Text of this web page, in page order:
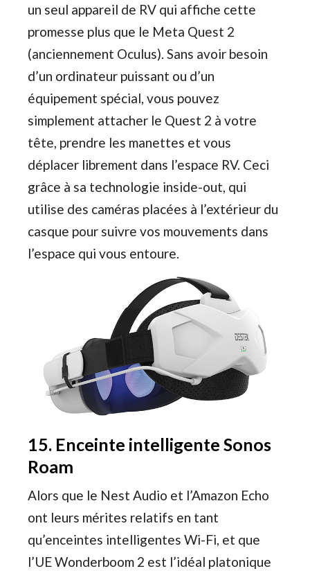
un seul appareil de RV qui affiche cette
promesse plus que le Meta Quest 2
(anciennement Oculus). Sans avoir besoin
d’un ordinateur puissant ou d’un
équipement spécial, vous pouvez
simplement attacher le Quest 2 à votre
tête, prendre les manettes et vous
déplacer librement dans l’espace RV. Ceci
grâce à sa technologie inside-out, qui
utilise des caméras placées à l’extérieur du
casque pour suivre vos mouvements dans
l’espace qui vous entoure.
15. Enceinte intelligente Sonos
Roam
Alors que le Nest Audio et l’Amazon Echo
ont leurs mérites relatifs en tant
qu’enceintes intelligentes Wi-Fi, et que
l’UE Wonderboom 2 est l’idéal platonique